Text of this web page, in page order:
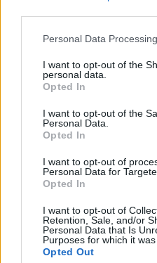
Personal Data
I want to opt-out of the
personal data.
Opted In
I want to opt-out of the
Personal Data.
Opted In
I want to opt-out of
Personal Data for
Opted In
I want to opt-out of
Retention, Sale, and/or
Personal Data that Is
Purposes for which it was
Opted Out
Rašyti komentarą
Jūsų vardas
Komentaras